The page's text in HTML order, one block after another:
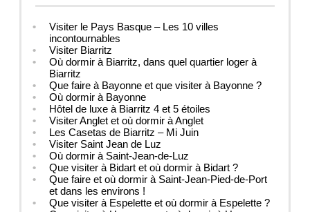
Visiter le Pays Basque – Les 10 villes
incontournables
Visiter Biarritz
Où dormir à Biarritz, dans quel quartier loger à
Biarritz
Que faire à Bayonne et que visiter à Bayonne ?
Où dormir à Bayonne
Hôtel de luxe à Biarritz 4 et 5 étoiles
Visiter Anglet et où dormir à Anglet
Les Casetas de Biarritz – Mi Juin
Visiter Saint Jean de Luz
Où dormir à Saint-Jean-de-Luz
Que visiter à Bidart et où dormir à Bidart ?
Que faire et où dormir à Saint-Jean-Pied-de-Port
et dans les environs !
Que visiter à Espelette et où dormir à Espelette ?